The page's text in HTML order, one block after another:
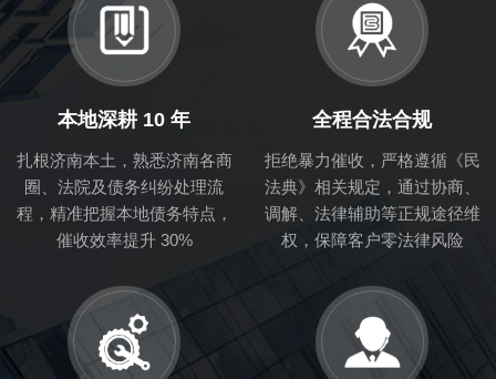
本地深耕 10 年
扎根济南本土，熟悉济南各商
圈、法院及债务纠纷处理流
程，精准把握本地债务特点，
催收效率提升 30%
全程合法合规
拒绝暴力催收，严格遵循《民
法典》相关规定，通过协商、
调解、法律辅助等正规途径维
权，保障客户零法律风险